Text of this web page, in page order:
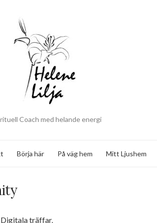
Coach med helande energi
Börja här På väg hem Mitt Ljushem
Digitala träffar.